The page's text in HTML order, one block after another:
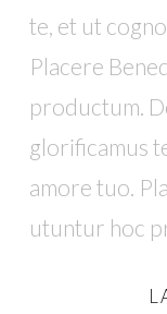
te, et ut
Placere
productum.
glorificamus
amore tuo.
utuntur hoc